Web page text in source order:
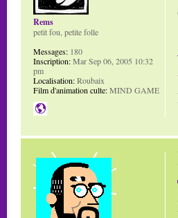
Rems
petit fou, petite folle
Messages: 180
Inscription:Mar Sep 06, 2005 10:32
pm
Localisation:Roubaix
Film d'animation culte:MIND GAME